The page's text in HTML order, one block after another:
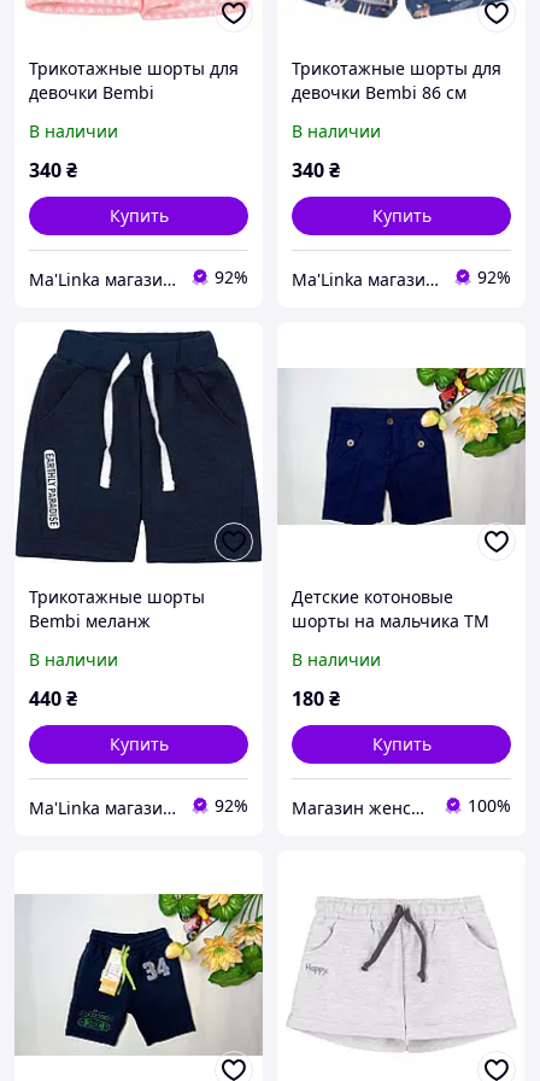
Трикотажные шорты для
девочки Bembi
В наличии
340₴
Купить
Ma'Linka магазин дитячого одягу та взуття 92%
Трикотажные шорты для
девочки Bembi 86 см
В наличии
340₴
Купить
Ma'Linka магазин дитячого одягу та взуття 92%
Трикотажные шорты
Bembi меланж
В наличии
440₴
Купить
Ma'Linka магазин дитячого одягу та взуття 92%
Детские котоновые
шорты на мальчика ТМ
В наличии
180₴
Купить
Магазин женской и детской одежды "Sunshine" 100%